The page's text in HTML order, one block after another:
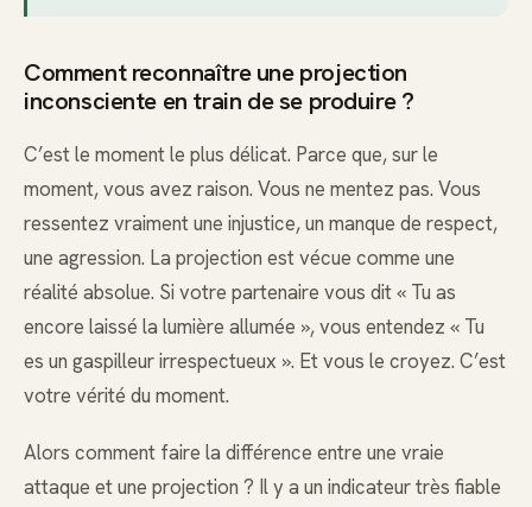
Comment reconnaître une projection
inconsciente en train de se produire ?
C’est le moment le plus délicat. Parce que, sur le
moment, vous avez raison. Vous ne mentez pas. Vous
ressentez vraiment une injustice, un manque de respect,
une agression. La projection est vécue comme une
réalité absolue. Si votre partenaire vous dit « Tu as
encore laissé la lumière allumée », vous entendez « Tu
es un gaspilleur irrespectueux ». Et vous le croyez. C’est
votre vérité du moment.
Alors comment faire la différence entre une vraie
attaque et une projection ? Il y a un indicateur très fiable